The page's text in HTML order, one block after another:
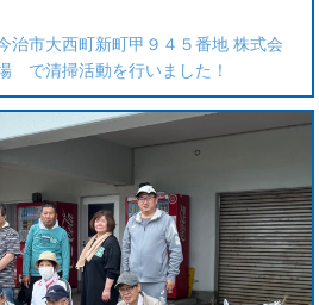
治市大西町新町甲９４５番地 株式会
で清掃活動を行いました！